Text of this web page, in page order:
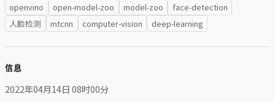
openvino open-model-zoo model-zoo
face-detection
人脸检测
mtcnn computer-vision deep-learning
信息
2022年04月14日 08时00分